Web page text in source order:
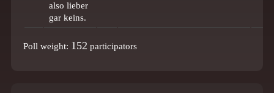
also lieber
gar keins.
Poll weight: 152 participators